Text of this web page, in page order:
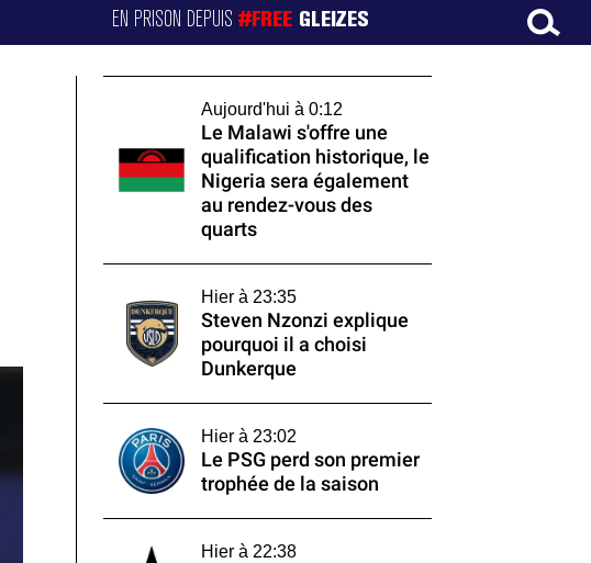
EN PRISON DEPUIS#FREE GLEIZES
Aujourd'hui à 0:12
Le Malawi s'offre une
qualification historique, le
Nigeria sera également
au rendez-vous des
quarts
Hier à 23:35
Steven Nzonzi explique
pourquoi il a choisi
Dunkerque
Hier à 23:02
Le PSG perd son premier
trophée de la saison
Hier à 22:38